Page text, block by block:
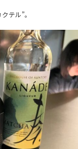
テル”。